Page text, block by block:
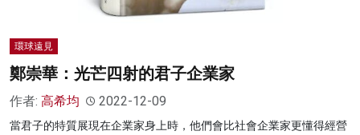
環球遠見
鄭崇華：光芒四射的君子企業家
作者: 高希均 2022-12-09
當君子的特質展現在企業家身上時，他們會比社會企業家更懂得經營